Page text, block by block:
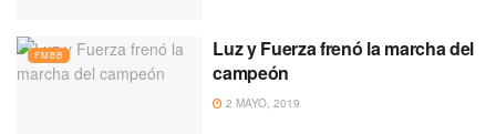
FMBB
Luz y Fuerza frenó la marcha del
campeón
2 MAYO, 2019